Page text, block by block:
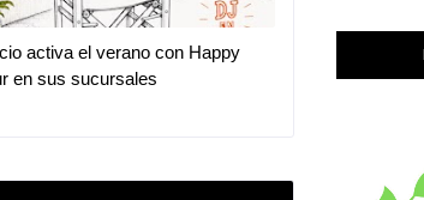
activa el verano con Happy
en sus sucursales